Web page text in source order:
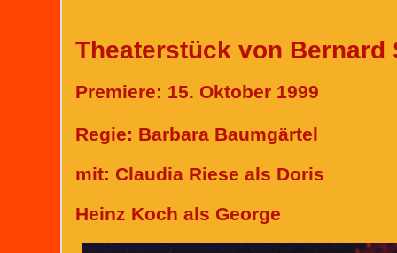
Theaterstück von Bernard
Premiere: 15. Oktober 1999
Regie: Barbara Baumgärtel
mit: Claudia Riese als Doris
Heinz Koch als George